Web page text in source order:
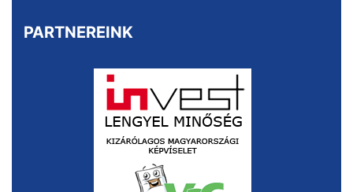
PARTNEREINK